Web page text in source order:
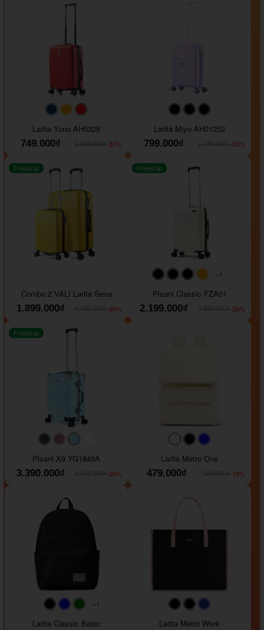
#093f69#ffa500
Larita Yuno AH0325
749.000₫
-37%
#000000#000000
Larita Miyo AH01252
799.000₫
-33%
Freeship
Combo 2 VALI Larita Sena
1.899.000₫
-60%
#000000#000000
#000000
#ffa500
+1
Freeship
Pisani Classic FZA01
2.199.000₫
-26%
#40454a#b76e79
#9ad8e7
Freeship
Pisani X9 YG1849A
3.390.000₫
-26%
#faf0e6#000000
Larita Metro One
479.000₫
-19%
#faf0e6
#000000#0000FF#008000
+1
Larita Classic Basic
#000000#000000
Larita Metro Work